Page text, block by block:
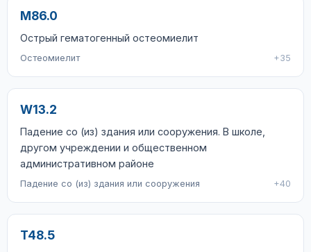
M86.0
Острый гематогенный остеомиелит
Остеомиелит +35
W13.2
Падение со (из) здания или сооружения. В школе,
другом учреждении и общественном
административном районе
Падение со (из) здания или сооружения +40
T48.5